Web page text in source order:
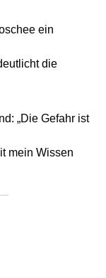
ein
die
„Die Gefahr ist
mein Wissen